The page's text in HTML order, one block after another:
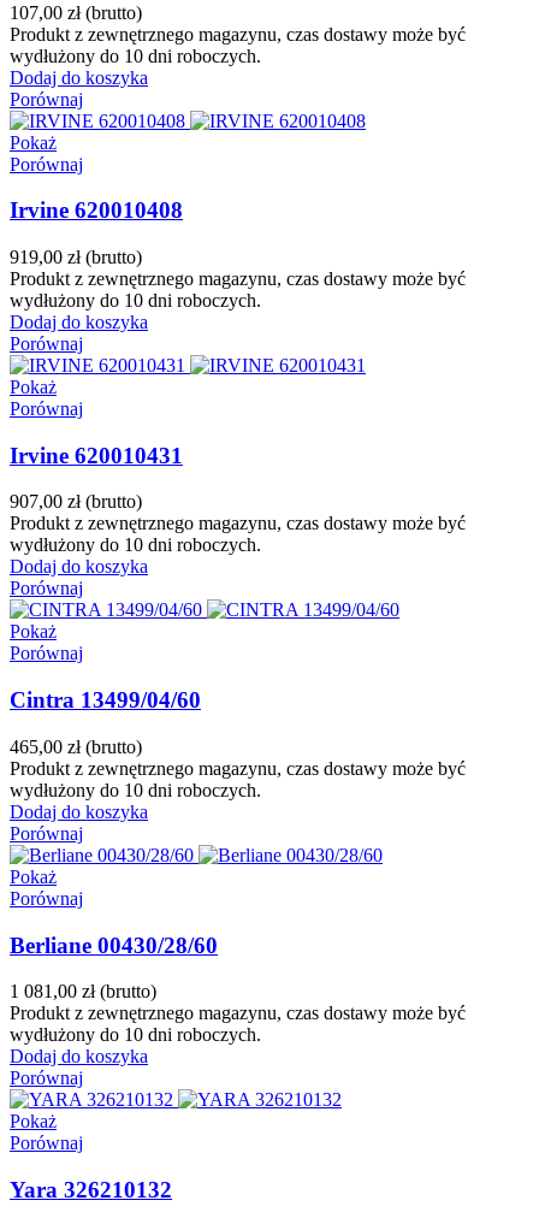
107,00 zł (brutto)
Produkt z zewnętrznego magazynu, czas dostawy może być
wydłużony do 10 dni roboczych.
Dodaj do koszyka
Porównaj
Pokaż
Porównaj
Irvine 620010408
919,00 zł (brutto)
Produkt z zewnętrznego magazynu, czas dostawy może być
wydłużony do 10 dni roboczych.
Dodaj do koszyka
Porównaj
Pokaż
Porównaj
Irvine 620010431
907,00 zł (brutto)
Produkt z zewnętrznego magazynu, czas dostawy może być
wydłużony do 10 dni roboczych.
Dodaj do koszyka
Porównaj
Pokaż
Porównaj
Cintra 13499/04/60
465,00 zł (brutto)
Produkt z zewnętrznego magazynu, czas dostawy może być
wydłużony do 10 dni roboczych.
Dodaj do koszyka
Porównaj
Pokaż
Porównaj
Berliane 00430/28/60
1 081,00 zł (brutto)
Produkt z zewnętrznego magazynu, czas dostawy może być
wydłużony do 10 dni roboczych.
Dodaj do koszyka
Porównaj
Pokaż
Porównaj
Yara 326210132